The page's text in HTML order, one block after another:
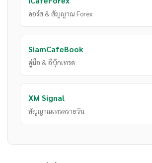
คอร์ส & สัญญาณ Forex
SiamCafeBook
คู่มือ & อีบุ๊กเทรด
XM Signal
สัญญาณเทรดรายวัน